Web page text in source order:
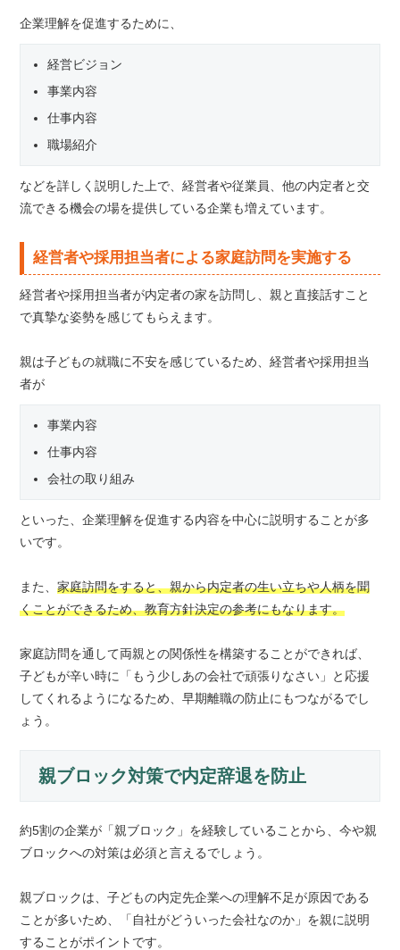
企業理解を促進するために、
経営ビジョン
事業内容
仕事内容
職場紹介
などを詳しく説明した上で、経営者や従業員、他の内定者と交
流できる機会の場を提供している企業も増えています。
経営者や採用担当者による家庭訪問を実施する
経営者や採用担当者が内定者の家を訪問し、親と直接話すこと
で真摯な姿勢を感じてもらえます。
親は子どもの就職に不安を感じているため、経営者や採用担当
者が
事業内容
仕事内容
会社の取り組み
といった、企業理解を促進する内容を中心に説明することが多
いです。
また、家庭訪問をすると、親から内定者の生い立ちや人柄を聞
くことができるため、教育方針決定の参考にもなります。
家庭訪問を通して両親との関係性を構築することができれば、
子どもが辛い時に「もう少しあの会社で頑張りなさい」と応援
してくれるようになるため、早期離職の防止にもつながるでし
ょう。
親ブロック対策で内定辞退を防止
約5割の企業が「親ブロック」を経験していることから、今や親
ブロックへの対策は必須と言えるでしょう。
親ブロックは、子どもの内定先企業への理解不足が原因である
ことが多いため、「自社がどういった会社なのか」を親に説明
することがポイントです。